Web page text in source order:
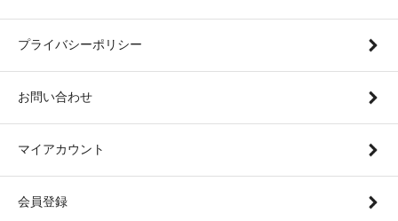
プライバシーポリシー
お問い合わせ
マイアカウント
会員登録